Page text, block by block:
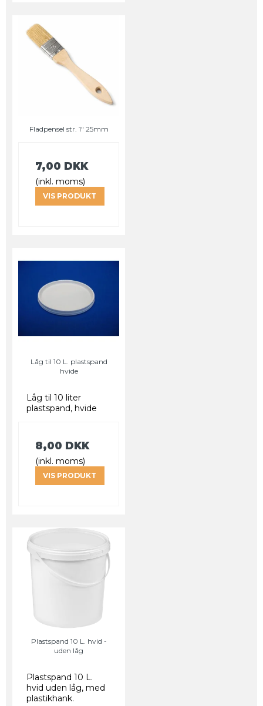
Fladpensel str. 1" 25mm
7,00 DKK
(inkl. moms)
VIS PRODUKT
Låg til 10 L. plastspand
hvide
Låg til 10 liter
plastspand, hvide
8,00 DKK
(inkl. moms)
VIS PRODUKT
Plastspand 10 L. hvid -
uden låg
Plastspand 10 L.
hvid uden låg, med
plastikhank.